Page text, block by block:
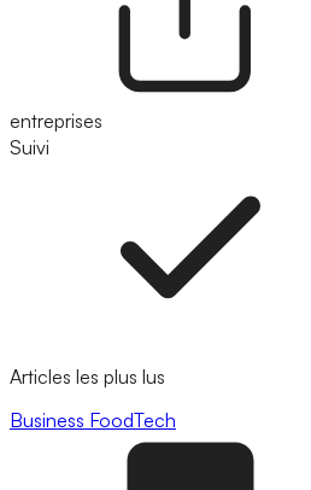
entreprises
Suivi
Articles les plus lus
Business FoodTech